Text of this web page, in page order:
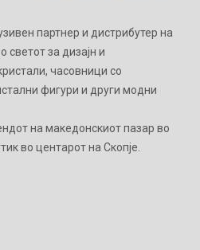
партнер и дистрибутер на
светот за дизајн и
часовници со
фигури и други модни
на македонскиот пазар во
во центарот на Скопје.